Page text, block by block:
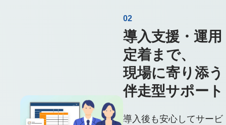
02
導入支援・運用
定着まで、
現場に寄り添う
伴走型サポート
導入後も安心してサービ